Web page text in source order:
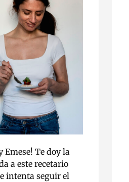
Emese! Te doy la
a este recetario
intenta seguir el